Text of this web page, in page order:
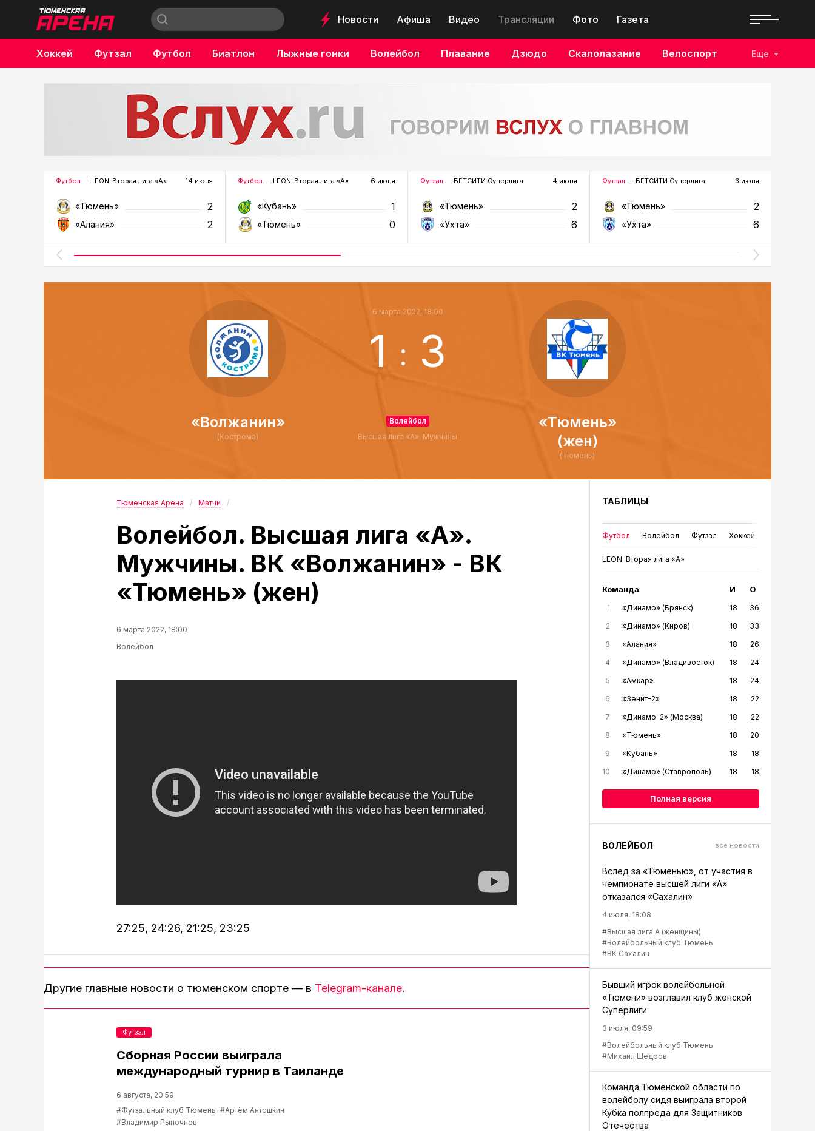
Новости Афиша Видео Трансляции Фото Газета
Хоккей Футзал Футбол Биатлон Лыжные гонки Волейбол Плавание Дзюдо Скалолазание Велоспорт
Бокс
Еще
Футбол — LEON-Вторая лига «А» 14 июня
«Тюмень» 2
«Алания» 2
Футбол — LEON-Вторая лига «А» 6 июня
«Кубань» 1
«Тюмень» 0
Футзал — БЕТСИТИ Суперлига 4 июня
«Тюмень» 2
«Ухта» 6
Футзал — БЕТСИТИ Суперлига 3 июня
«Тюмень» 2
«Ухта» 6
«Волжанин»
(Кострома)
6 марта 2022, 18:00
1 : 3
Волейбол
Высшая лига «А». Мужчины
«Тюмень»
(жен)
(Тюмень)
Тюменская Арена Матчи
Волейбол. Высшая лига «А».
Мужчины. ВК «Волжанин» - ВК
«Тюмень» (жен)
6 марта 2022, 18:00
Волейбол
27:25, 24:26, 21:25, 23:25
Другие главные новости о тюменском спорте — в Telegram-канале.
Сборная России выиграла
международный турнир в Таиланде
6 августа, 20:59
#Футзальный клуб Тюмень #Артём Антошкин
#Владимир Рыночнов
Футзал
ТАБЛИЦЫ
Футбол Волейбол Футзал Хоккей
LEON-Вторая лига «А»
Команда И О
1 «Динамо» (Брянск) 18
36
2
«Динамо» (Киров) 18
33
3
«Алания» 18
26
4
«Динамо» (Владивосток) 18
24
5
«Амкар» 18
24
6
«Зенит-2» 18
22
7
«Динамо-2» (Москва) 18
22
8
«Тюмень» 18
20
9
«Кубань» 18
18
10
«Динамо» (Ставрополь) 18 18
Полная версия
ВОЛЕЙБОЛ все новости
Вслед за «Тюменью», от участия в
чемпионате высшей лиги «А»
отказался «Сахалин»
4 июля, 18:08
#Высшая лига А (женщины)
#Волейбольный клуб Тюмень
#ВК Сахалин
Бывший игрок волейбольной
«Тюмени» возглавил клуб женской
Суперлиги
3 июля, 09:59
#Волейбольный клуб Тюмень
#Михаил Щедров
Команда Тюменской области по
волейболу сидя выиграла второй
Кубка полпреда для Защитников
Отечества